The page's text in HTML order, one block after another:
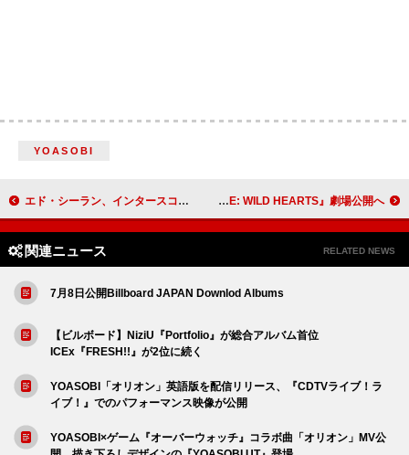
YOASOBI
エド・シーラン、インタースコープとレコード契約を締結か KATSEYE、未公開映像やインタビューなどで構成された映画『KATSEYE: WILD HEARTS』劇場公開へ
関連ニュース RELATED NEWS
7月8日公開Billboard JAPAN Downlod Albums
【ビルボード】NiziU『Portfolio』が総合アルバム首位
ICEx『FRESH!!』が2位に続く
YOASOBI「オリオン」英語版を配信リリース、『CDTVライブ！ラ
イブ！』でのパフォーマンス映像が公開
YOASOBI×ゲーム『オーバーウォッチ』コラボ曲「オリオン」MV公